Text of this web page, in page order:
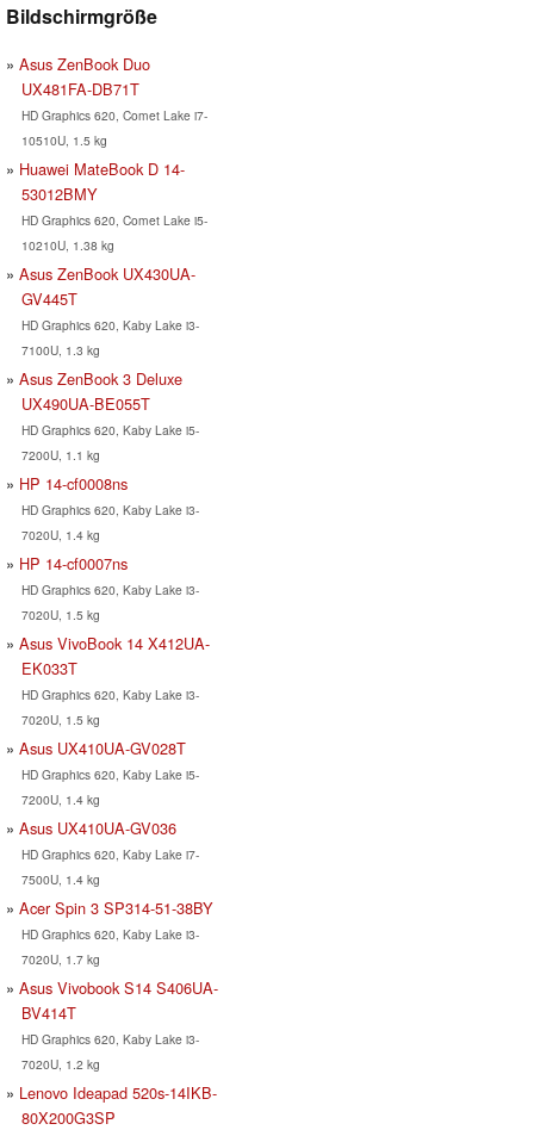
Bildschirmgröße
Asus ZenBook Duo
UX481FA-DB71T
HD Graphics 620, Comet Lake i7-
10510U, 1.5 kg
Huawei MateBook D 14-
53012BMY
HD Graphics 620, Comet Lake i5-
10210U, 1.38 kg
Asus ZenBook UX430UA-
GV445T
HD Graphics 620, Kaby Lake i3-
7100U, 1.3 kg
Asus ZenBook 3 Deluxe
UX490UA-BE055T
HD Graphics 620, Kaby Lake i5-
7200U, 1.1 kg
HP 14-cf0008ns
HD Graphics 620, Kaby Lake i3-
7020U, 1.4 kg
HP 14-cf0007ns
HD Graphics 620, Kaby Lake i3-
7020U, 1.5 kg
Asus VivoBook 14 X412UA-
EK033T
HD Graphics 620, Kaby Lake i3-
7020U, 1.5 kg
Asus UX410UA-GV028T
HD Graphics 620, Kaby Lake i5-
7200U, 1.4 kg
Asus UX410UA-GV036
HD Graphics 620, Kaby Lake i7-
7500U, 1.4 kg
Acer Spin 3 SP314-51-38BY
HD Graphics 620, Kaby Lake i3-
7020U, 1.7 kg
Asus Vivobook S14 S406UA-
BV414T
HD Graphics 620, Kaby Lake i3-
7020U, 1.2 kg
Lenovo Ideapad 520s-14IKB-
80X200G3SP